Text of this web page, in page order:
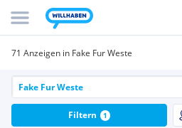
71 Anzeigen in Fake Fur Weste
Filtern 1